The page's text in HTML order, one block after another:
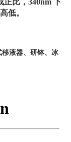
比，340nm 下
低。
液器、研钵、冰